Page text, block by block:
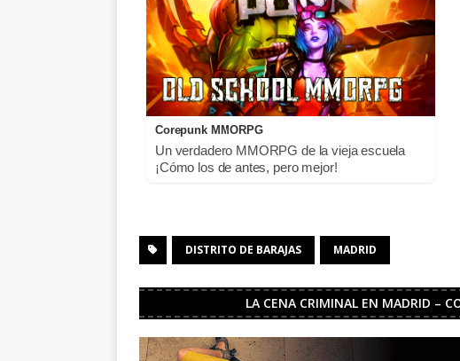
Corepunk MMORPG
Un verdadero MMORPG de la vieja escuela
¡Cómo los de antes, pero mejor!
DISTRITO DE BARAJAS MADRID
LA CENA CRIMINAL EN MADRID –